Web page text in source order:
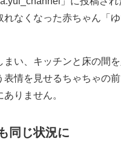
れなくなった赤ちゃん「
い、キッチンと床の間
表情を見せるちゃちゃの
りません。
同じ状況に